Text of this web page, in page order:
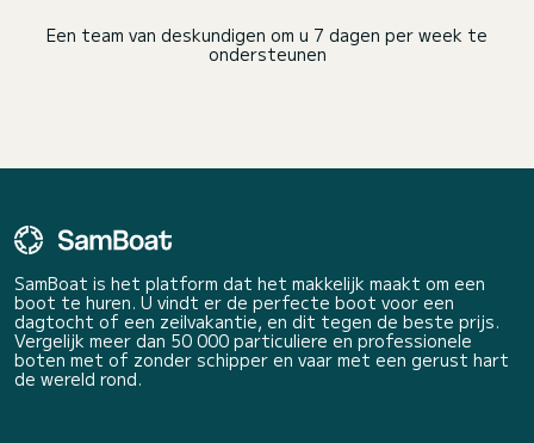
Een team van deskundigen om u 7 dagen per week te
ondersteunen
SamBoat is het platform dat het makkelijk maakt om een
boot te huren. U vindt er de perfecte boot voor een
dagtocht of een zeilvakantie, en dit tegen de beste prijs.
Vergelijk meer dan 50 000 particuliere en professionele
boten met of zonder schipper en vaar met een gerust hart
de wereld rond.